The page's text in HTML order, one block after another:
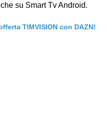
su Smart Tv Android.
TIMVISION con DAZN!